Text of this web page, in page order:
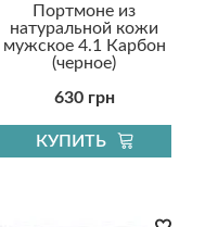
Портмоне из
натуральной кожи
мужское 4.1 Карбон
(черное)
630 грн
КУПИТЬ